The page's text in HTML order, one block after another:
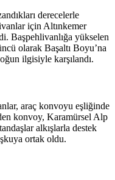
derecelerle
için Altınkemer
Başpehlivanlığa yükselen
olarak Başaltı Boyu’na
ilgisiyle karşılandı.
araç konvoyu eşliğinde
konvoy, Karamürsel Alp
alkışlarla destek
ortak oldu.